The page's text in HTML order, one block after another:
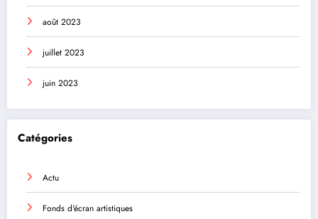
août 2023
juillet 2023
juin 2023
Catégories
Actu
Fonds d'écran artistiques